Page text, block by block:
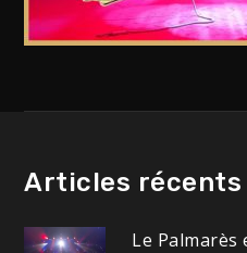
Articles récents
Le Palmarès